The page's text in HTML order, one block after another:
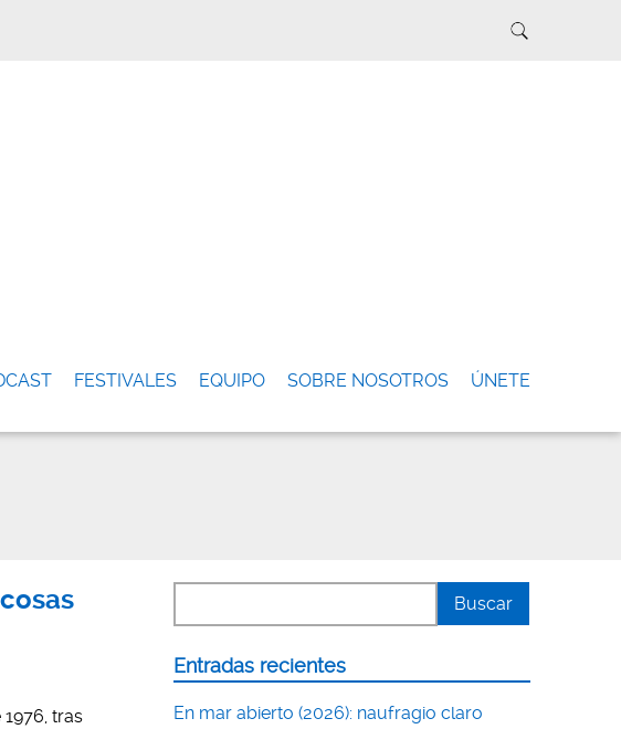
FESTIVALES EQUIPO SOBRE NOSOTROS ÚNETE
tras
Entradas recientes
En mar abierto (2026): naufragio claro